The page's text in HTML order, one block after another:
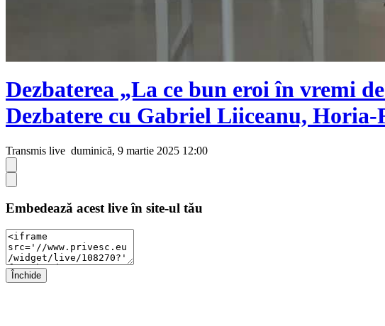
Dezbaterea „La ce bun eroi în vremi
Dezbatere cu Gabriel Liiceanu,
Transmis live duminică, 9 martie 2025 12:00
Embedează acest live în site-ul tău
Închide